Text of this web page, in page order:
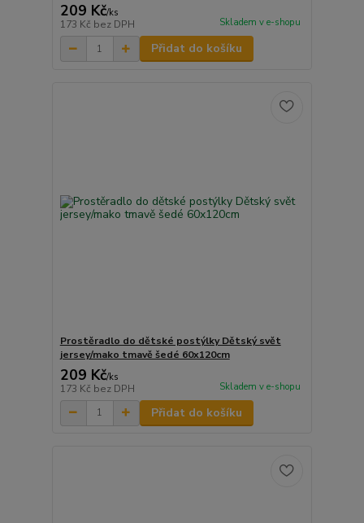
209 Kč/ks
173 Kč bez DPH Skladem v e-shopu
Přidat do košíku
Prostěradlo do dětské postýlky Dětský svět
jersey/mako tmavě šedé 60x120cm
209 Kč/ks
173 Kč bez DPH Skladem v e-shopu
Přidat do košíku